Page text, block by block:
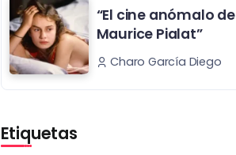
“El cine anómalo de
Maurice Pialat”
Charo García Diego
Etiquetas